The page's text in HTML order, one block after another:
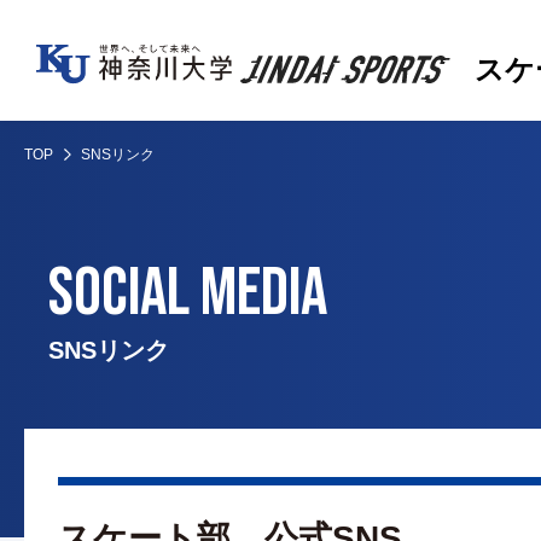
ス
TOP SNSリンク
SOCIAL MEDIA
SNSリンク